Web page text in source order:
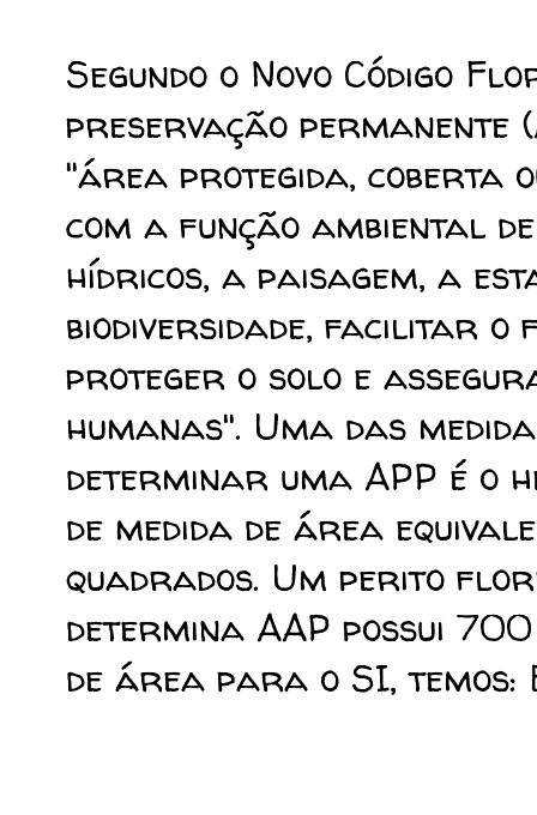
Segundo o Novo Código
preservação permanente
"área protegida, coberta
com a função ambiental
hídricos, a paisagem, a
biodiversidade, facilitar o
proteger o solo e
humanas". Uma das
determinar uma APP é o
de medida de área
quadrados. Um perito
determina AAP possui
de área para o SI, temos: